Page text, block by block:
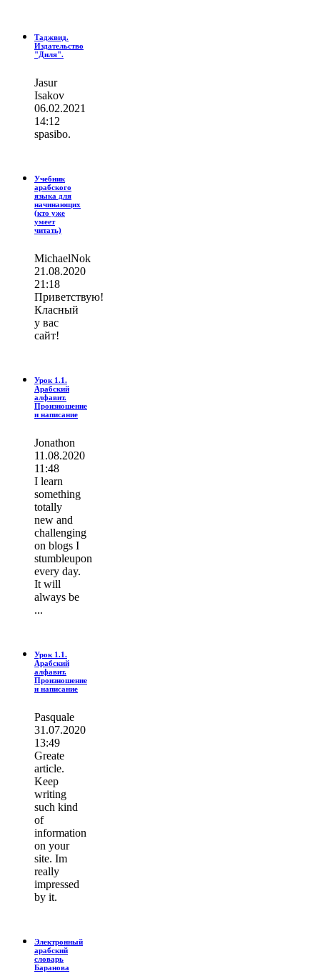
Таджвид.
Издательство
"Диля".
Jasur
Isakov
06.02.2021
14:12
spasibo.
Учебник
арабского
языка для
начинающих
(кто уже
умеет
читать)
MichaelNok
21.08.2020
21:18
Приветствую!
Класный
у вас
сайт!
Урок 1.1.
Арабский
алфавит.
Произношение
и написание
Jonathon
11.08.2020
11:48
I learn
ѕοmething
totally
new and
challenging
on blogs I
stumbleupon
every day.
It wіll
always be
...
Урок 1.1.
Арабский
алфавит.
Произношение
и написание
Pasquale
31.07.2020
13:49
Greate
article.
Keep
writing
such kind
of
information
on your
site. Im
really
impressed
by it.
Электронный
арабский
словарь
Баранова